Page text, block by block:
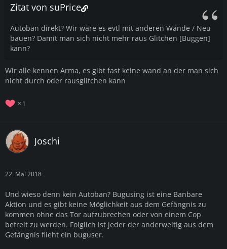
Zitat von suPrice
Autoban direkt? Wir wäre es evtl mit anderen Wände / Neu
bauen? Damit man sich nicht mehr raus Glitchen [Buggen]
kann?
Wir alle kennen Arma, es gibt fast keine wand an der man sich
nicht durch oder rausglitchen kann
1
Joschi
22. Mai 2018
Und wieso denn kein Autoban? Bugusing ist eine Banbare
Aktion und es gibt keine Möglichkeit aus dem Gefängnis zu
kommen ohne das Tor aufzubrechen oder von einem Cop
befreit zu werden. Folglich ist jeder der anderweitig aus dem
Gefängnis flieht ein buguser.